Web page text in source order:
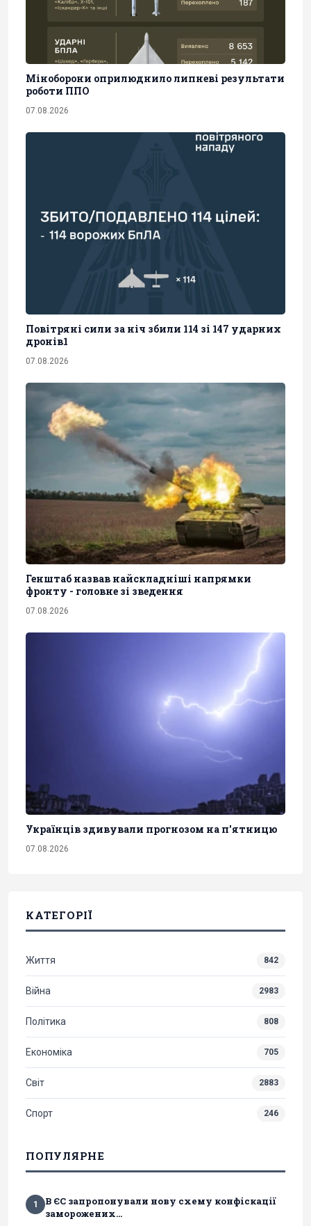
Міноборони оприлюднило липневі результати
роботи ППО
07.08.2026
Повітряні сили за ніч збили 114 зі 147 ударних
дронів1
07.08.2026
Генштаб назвав найскладніші напрямки
фронту - головне зі зведення
07.08.2026
Українців здивували прогнозом на п'ятницю
07.08.2026
КАТЕГОРІЇ
Життя 842
Війна 2983
Політика 808
Економіка 705
Світ 2883
Спорт 246
ПОПУЛЯРНЕ
1
В ЄС запропонували нову схему конфіскації
заморожених...